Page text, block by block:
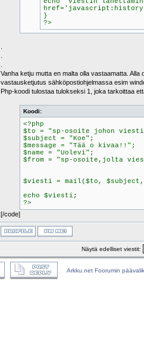
}
?>
Vanha ketju mutta en malta olla vastaamatta.
vastausketjutus sähköpostiohjelmassa esim
Php-koodi tulostaa tulokseksi 1, joka tarkoittaa
Koodi:
<?php
$to = "sp-osoite johon viesti
$subject = "Koe";
$message = "Tää o kivaa!!";
$name = "Uolevi";
$from = "sp-osoite,jolta
$viesti = mail($to, $subject,
echo $viesti;
?>
[/code]
Näytä edelliset viestit:
Arkku.net Foorumin